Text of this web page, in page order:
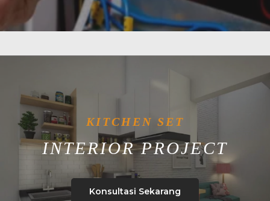
KITCHEN SET
INTERIOR PROJECT
Konsultasi Sekarang